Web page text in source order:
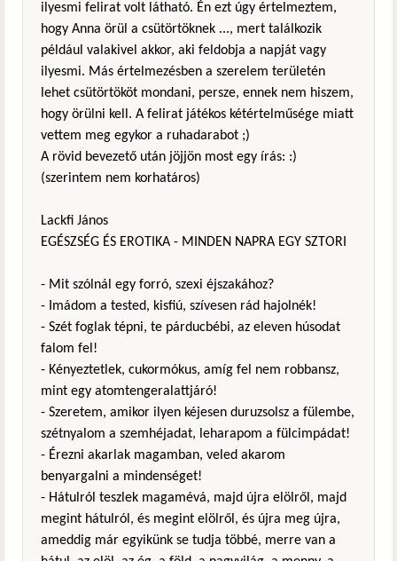
ilyesmi felirat volt látható. Én ezt úgy értelmeztem,
hogy Anna örül a csütörtöknek ..., mert találkozik
például valakivel akkor, aki feldobja a napját vagy
ilyesmi. Más értelmezésben a szerelem területén
lehet csütörtököt mondani, persze, ennek nem hiszem,
hogy örülni kell. A felirat játékos kétértelműsége miatt
vettem meg egykor a ruhadarabot ;)
A rövid bevezető után jöjjön most egy írás: :)
(szerintem nem korhatáros)
Lackfi János
EGÉSZSÉG ÉS EROTIKA - MINDEN NAPRA EGY SZTORI
- Mit szólnál egy forró, szexi éjszakához?
- Imádom a tested, kisfiú, szívesen rád hajolnék!
- Szét foglak tépni, te párducbébi, az eleven húsodat
falom fel!
- Kényeztetlek, cukormókus, amíg fel nem robbansz,
mint egy atomtengeralattjáró!
- Szeretem, amikor ilyen kéjesen duruzsolsz a fülembe,
szétnyalom a szemhéjadat, leharapom a fülcimpádat!
- Érezni akarlak magamban, veled akarom
benyargalni a mindenséget!
- Hátulról teszlek magamévá, majd újra elölről, majd
megint hátulról, és megint elölről, és újra meg újra,
ameddig már egyikünk se tudja többé, merre van a